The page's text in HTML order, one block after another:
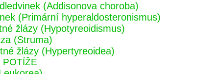
(Addisonova choroba)
(Primární hyperaldosteronismus)
žlázy (Hypotyreoidismus)
(Struma)
žlázy (Hypertyreoidea)
POTÍŽE